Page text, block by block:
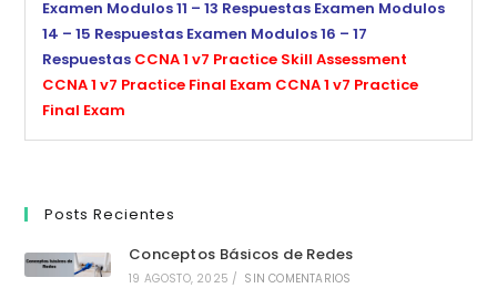
Examen Modulos 11 – 13 Respuestas Examen Modulos
14 – 15 Respuestas Examen Modulos 16 – 17
Respuestas CCNA 1 v7 Practice Skill Assessment
CCNA 1 v7 Practice Final Exam CCNA 1 v7 Practice
Final Exam
Posts Recientes
Conceptos Básicos de Redes
19 AGOSTO, 2025 / SIN COMENTARIOS